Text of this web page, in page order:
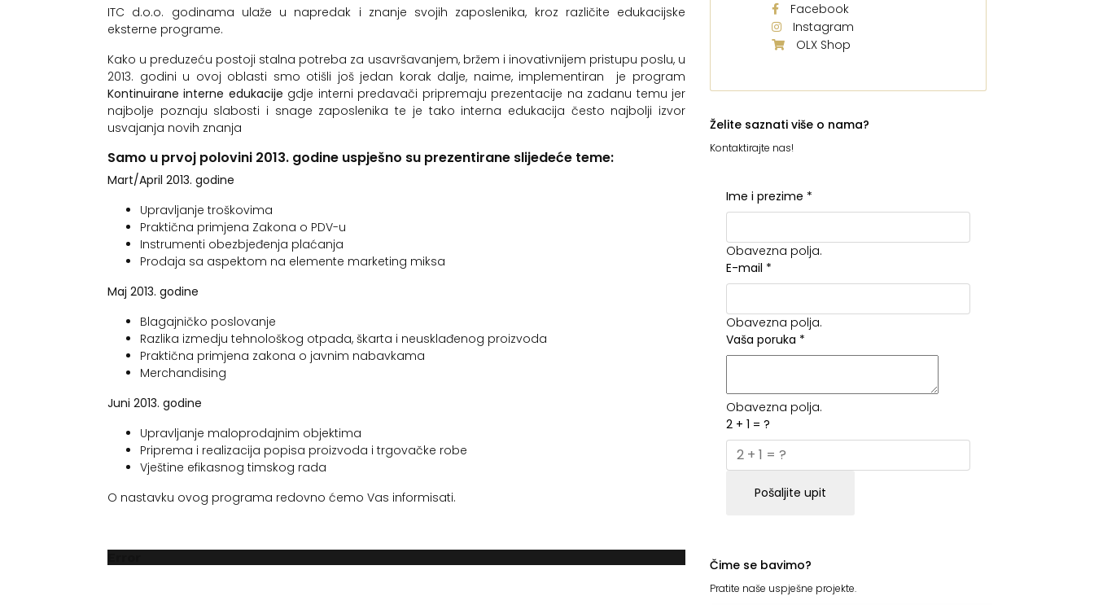
ITC d.o.o. godinama ulaže u napredak i znanje svojih zaposlenika, kroz različite edukacijske
eksterne programe.
Kako u preduzeću postoji stalna potreba za usavršavanjem, bržem i inovativnijem pristupu poslu, u
2013. godini u ovoj oblasti smo otišli još jedan korak dalje, naime, implementiran je program
Kontinuirane interne edukacije gdje interni predavači pripremaju prezentacije na zadanu temu jer
najbolje poznaju slabosti i snage zaposlenika te je tako interna edukacija često najbolji izvor
usvajanja novih znanja
Samo u prvoj polovini 2013. godine uspješno su prezentirane slijedeće teme:
Mart/April 2013. godine
Upravljanje troškovima
Praktična primjena Zakona o PDV-u
Instrumenti obezbjeđenja plaćanja
Prodaja sa aspektom na elemente marketing miksa
Maj 2013. godine
Blagajničko poslovanje
Razlika izmedju tehnološkog otpada, škarta i neusklađenog proizvoda
Praktična primjena zakona o javnim nabavkama
Merchandising
Juni 2013. godine
Upravljanje maloprodajnim objektima
Priprema i realizacija popisa proizvoda i trgovačke robe
Vještine efikasnog timskog rada
O nastavku ovog programa redovno ćemo Vas informisati.
Facebook
Instagram
OLX Shop
Želite saznati više o nama?
Kontaktirajte nas!
Ime i prezime *
Obavezna polja.
E-mail *
Obavezna polja.
Vaša poruka *
Obavezna polja.
2 + 1 = ?
Pošaljite upit
Čime se bavimo?
Pratite naše uspješne projekte.